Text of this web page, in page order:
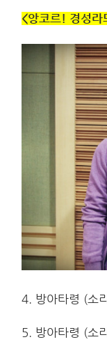
<앙코르! 경성라
4. 방아타령 (소
5. 방아타령 (소